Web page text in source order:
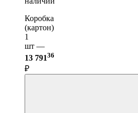
Коробка
(картон)
1
шт —
13 79136
₽